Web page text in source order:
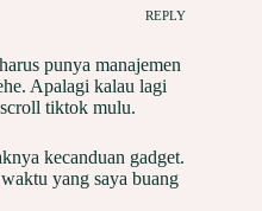
REPLY
punya manajemen
Apalagi kalau lagi
tiktok mulu.
kecanduan gadget.
yang saya buang